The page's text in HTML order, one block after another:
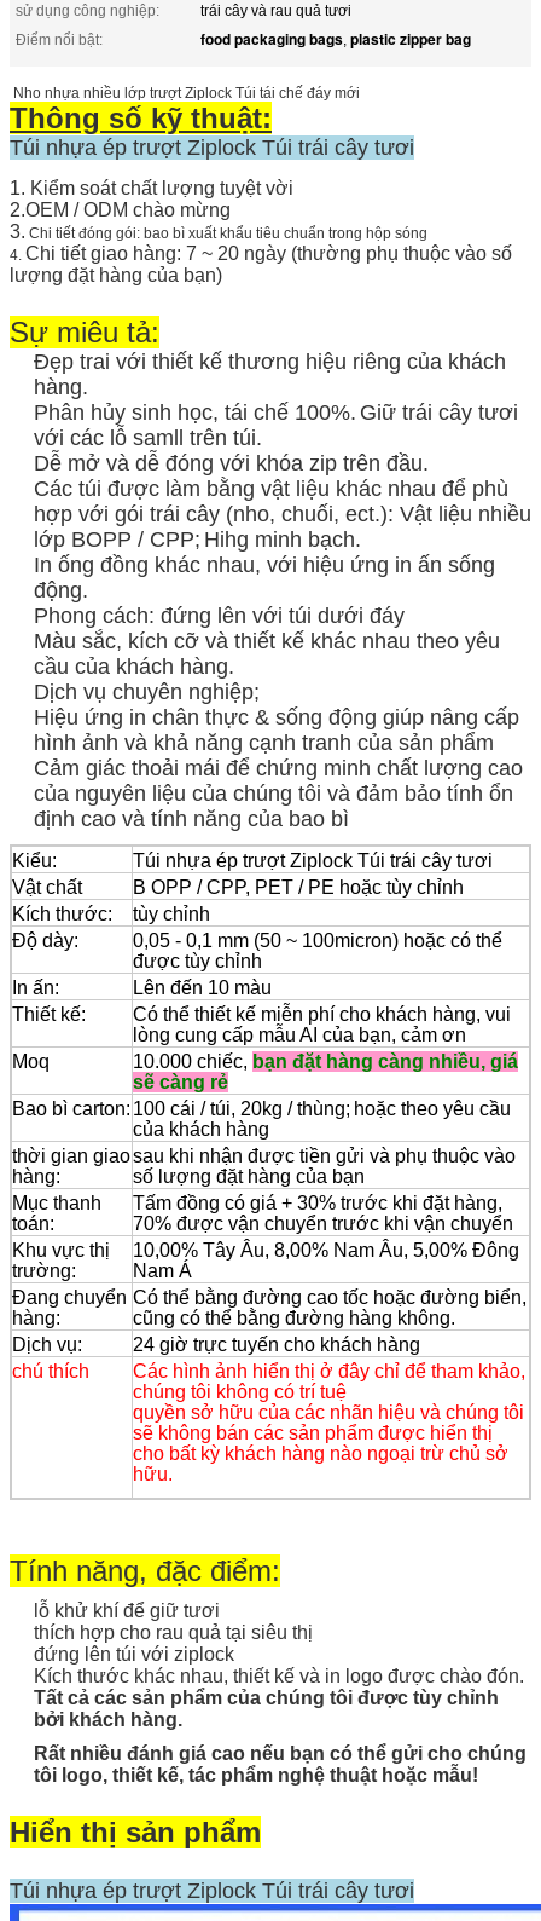
sử dụng công nghiệp:
trái cây và rau quả tươi
Điểm nổi bật:
food packaging bags, plastic zipper bag
Nho nhựa nhiều lớp trượt Ziplock Túi tái chế đáy mới
Thông số kỹ thuật:
Túi nhựa ép trượt Ziplock Túi trái cây tươi
1. Kiểm soát chất lượng tuyệt vời
2.OEM / ODM chào mừng
3. Chi tiết đóng gói: bao bì xuất khẩu tiêu chuẩn trong hộp sóng
4. Chi tiết giao hàng: 7 ~ 20 ngày (thường phụ thuộc vào số
lượng đặt hàng của bạn)
Sự miêu tả:
Đẹp trai với thiết kế thương hiệu riêng của khách
hàng.
Phân hủy sinh học, tái chế 100%. Giữ trái cây tươi
với các lỗ samll trên túi.
Dễ mở và dễ đóng với khóa zip trên đầu.
Các túi được làm bằng vật liệu khác nhau để phù
hợp với gói trái cây (nho, chuối, ect.): Vật liệu nhiều
lớp BOPP / CPP; Hihg minh bạch.
In ống đồng khác nhau, với hiệu ứng in ấn sống
động.
Phong cách: đứng lên với túi dưới đáy
Màu sắc, kích cỡ và thiết kế khác nhau theo yêu
cầu của khách hàng.
Dịch vụ chuyên nghiệp;
Hiệu ứng in chân thực & sống động giúp nâng cấp
hình ảnh và khả năng cạnh tranh của sản phẩm
Cảm giác thoải mái để chứng minh chất lượng cao
của nguyên liệu của chúng tôi và đảm bảo tính ổn
định cao và tính năng của bao bì
Kiểu:
Túi nhựa ép trượt Ziplock Túi trái cây tươi
Vật chất
B OPP / CPP, PET / PE hoặc tùy chỉnh
Kích thước:
tùy chỉnh
Độ dày:
0,05 - 0,1 mm (50 ~ 100micron) hoặc có thể
được tùy chỉnh
In ấn:
Lên đến 10 màu
Thiết kế:
Có thể thiết kế miễn phí cho khách hàng, vui
lòng cung cấp mẫu AI của bạn, cảm ơn
Moq
10.000 chiếc, bạn đặt hàng càng nhiều, giá
sẽ càng rẻ
Bao bì carton: 100 cái / túi, 20kg / thùng; hoặc theo yêu cầu
của khách hàng
thời gian giao
hàng:
sau khi nhận được tiền gửi và phụ thuộc vào
số lượng đặt hàng của bạn
Mục thanh
toán:
Tấm đồng có giá + 30% trước khi đặt hàng,
70% được vận chuyển trước khi vận chuyển
Khu vực thị
trường:
10,00% Tây Âu, 8,00% Nam Âu, 5,00% Đông
Nam Á
Đang chuyển
hàng:
Có thể bằng đường cao tốc hoặc đường biển,
cũng có thể bằng đường hàng không.
Dịch vụ:
24 giờ trực tuyến cho khách hàng
chú thích
Các hình ảnh hiển thị ở đây chỉ để tham khảo,
chúng tôi không có trí tuệ
quyền sở hữu của các nhãn hiệu và chúng tôi
sẽ không bán các sản phẩm được hiển thị
cho bất kỳ khách hàng nào ngoại trừ chủ sở
hữu.
Tính năng, đặc điểm:
lỗ khử khí để giữ tươi
thích hợp cho rau quả tại siêu thị
đứng lên túi với ziplock
Kích thước khác nhau, thiết kế và in logo được chào đón.
Tất cả các sản phẩm của chúng tôi được tùy chỉnh
bởi khách hàng.
Rất nhiều đánh giá cao nếu bạn có thể gửi cho chúng
tôi logo, thiết kế, tác phẩm nghệ thuật hoặc mẫu!
Hiển thị sản phẩm
Túi nhựa ép trượt Ziplock Túi trái cây tươi